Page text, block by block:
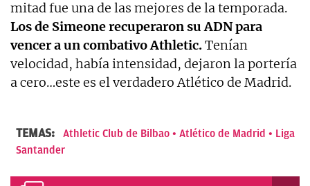
mitad fue una de las mejores de la temporada.
Los de Simeone recuperaron su ADN para
vencer a un combativo Athletic.Tenían
velocidad, había intensidad, dejaron la portería
a cero…este es el verdadero Atlético de Madrid.
TEMAS: Athletic Club de Bilbao Atlético de Madrid
Liga
Santander